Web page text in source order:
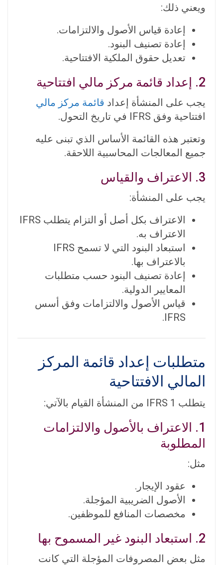
ويعني ذلك:
إعادة قياس الأصول والالتزامات.
إعادة تصنيف البنود.
تعديل حقوق الملكية الافتتاحية.
2. إعداد قائمة مركز مالي افتتاحية
يجب على المنشأة إعداد قائمة مركز مالي
افتتاحية وفق IFRS في تاريخ التحول.
وتعتبر هذه القائمة الأساس الذي تبنى عليه
جميع المعالجات المحاسبية اللاحقة.
3. الاعتراف والقياس
يجب على المنشأة:
الاعتراف بكل أصل أو التزام يتطلب IFRS
الاعتراف به.
استبعاد البنود التي لا تسمح IFRS
بالاعتراف بها.
إعادة تصنيف البنود حسب متطلبات
المعايير الدولية.
قياس الأصول والالتزامات وفق أسس
IFRS.
متطلبات إعداد قائمة المركز
المالي الافتتاحية
يتطلب IFRS 1 من المنشأة القيام بالآتي:
1. الاعتراف بالأصول والالتزامات
المطلوبة
مثل:
عقود الإيجار.
الأصول الضريبية المؤجلة.
مخصصات المنافع للموظفين.
2. استبعاد البنود غير المسموح بها
مثل بعض المصروفات المؤجلة التي كانت